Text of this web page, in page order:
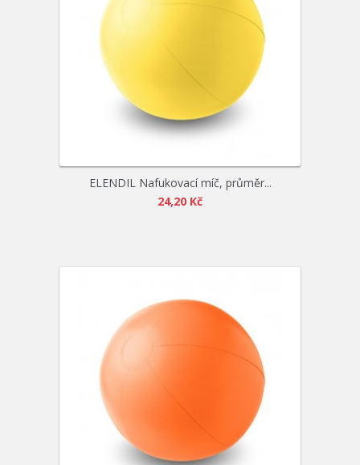
ELENDIL Nafukovací míč, průměr...
24,20 Kč